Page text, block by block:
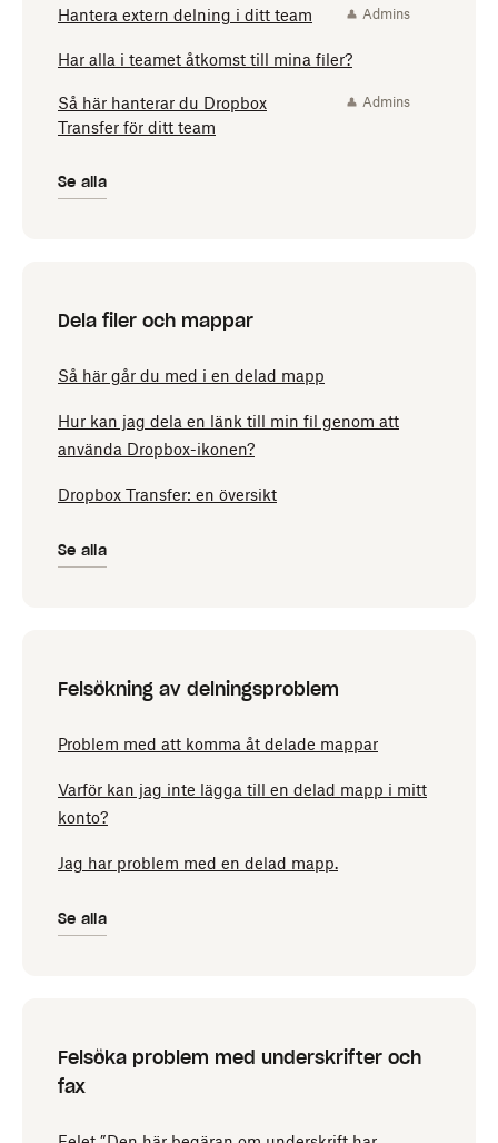
Hantera extern delning i ditt team Admins
Har alla i teamet åtkomst till mina filer?
Så här hanterar du Dropbox
Transfer för ditt team
Admins
Se alla
Dela filer och mappar
Så här går du med i en delad mapp
Hur kan jag dela en länk till min fil genom att
använda Dropbox-ikonen?
Dropbox Transfer: en översikt
Se alla
Felsökning av delningsproblem
Problem med att komma åt delade mappar
Varför kan jag inte lägga till en delad mapp i mitt
konto?
Jag har problem med en delad mapp.
Se alla
Felsöka problem med underskrifter och
fax